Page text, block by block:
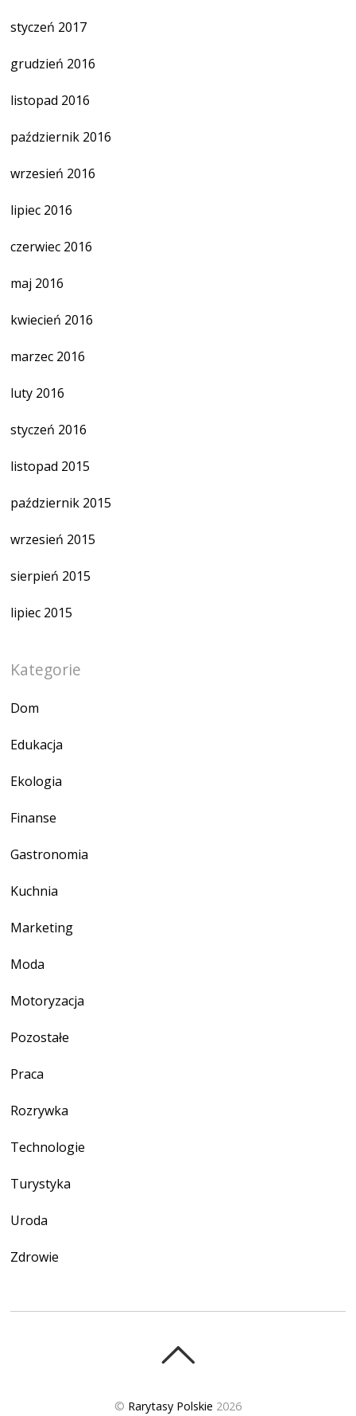
styczeń 2017
grudzień 2016
listopad 2016
październik 2016
wrzesień 2016
lipiec 2016
czerwiec 2016
maj 2016
kwiecień 2016
marzec 2016
luty 2016
styczeń 2016
listopad 2015
październik 2015
wrzesień 2015
sierpień 2015
lipiec 2015
Kategorie
Dom
Edukacja
Ekologia
Finanse
Gastronomia
Kuchnia
Marketing
Moda
Motoryzacja
Pozostałe
Praca
Rozrywka
Technologie
Turystyka
Uroda
Zdrowie
© Rarytasy Polskie 2026